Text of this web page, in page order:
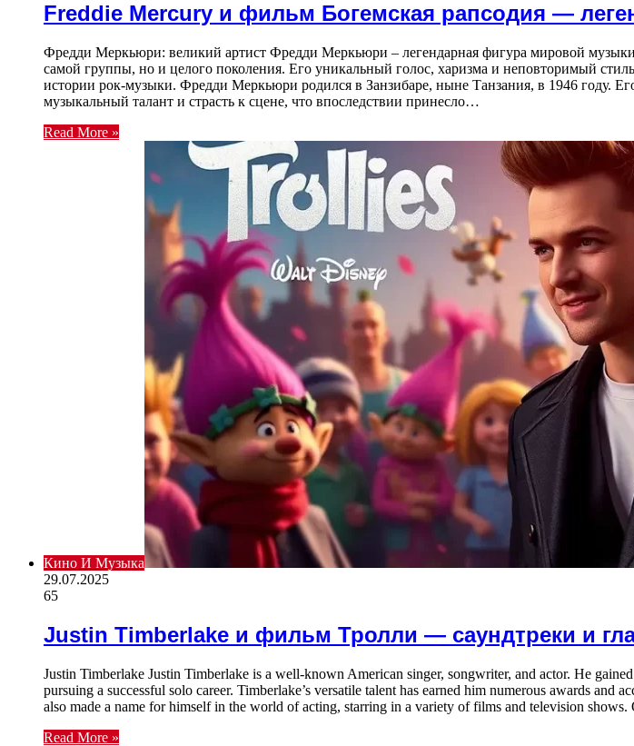
Freddie Mercury и фильм Богемская рапсодия —
Фредди Меркьюри: великий артист Фредди Меркьюри – легендарная фигура мировой
самой группы, но и целого поколения. Его уникальный голос, харизма и неповторимый
истории рок-музыки. Фредди Меркьюри родился в Занзибаре, ныне Танзания, в 1946 году.
музыкальный талант и страсть к сцене, что впоследствии принесло…
Read More »
Кино И Музыка
29.07.2025
65
Justin Timberlake и фильм Тролли — саундтреки и
Justin Timberlake Justin Timberlake is a well-known American singer, songwriter, and actor. He
pursuing a successful solo career. Timberlake’s versatile talent has earned him numerous awards and
also made a name for himself in the world of acting, starring in a variety of films and television
Read More »